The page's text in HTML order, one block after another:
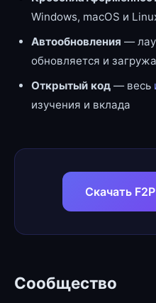
Windows, macOS и
Автообновления —
обновляется и
Открытый код — весь
изучения и вклада
Скачать
Сообщество